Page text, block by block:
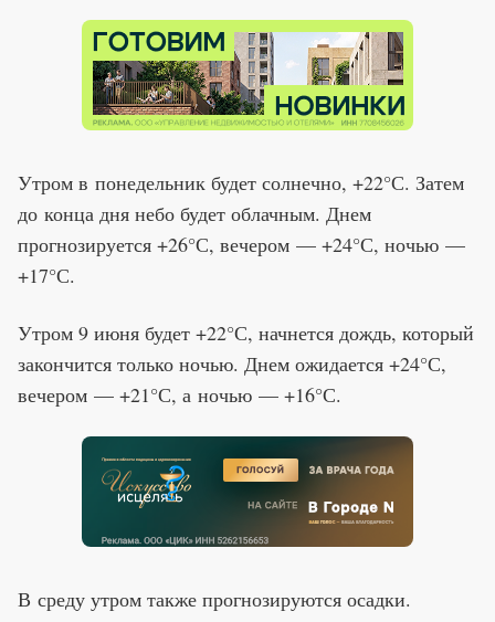
Утром в понедельник будет солнечно, +22°С. Затем
до конца дня небо будет облачным. Днем
прогнозируется +26°С, вечером — +24°С, ночью —
+17°С.
Утром 9 июня будет +22°С, начнется дождь, который
закончится только ночью. Днем ожидается +24°С,
вечером — +21°С, а ночью — +16°С.
В среду утром также прогнозируются осадки.